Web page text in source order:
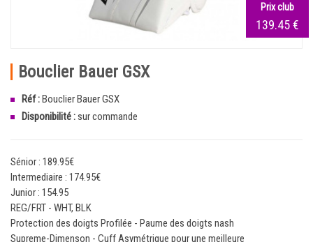
Prix club
139.45 €
Bouclier Bauer GSX
Réf :Bouclier Bauer GSX
Disponibilité :sur commande
Sénior : 189.95€
Intermediaire : 174.95€
Junior : 154.95
REG/FRT - WHT, BLK
Protection des doigts Profilée - Paume des doigts nash
Supreme-Dimenson - Cuff Asymétrique pour une meilleure